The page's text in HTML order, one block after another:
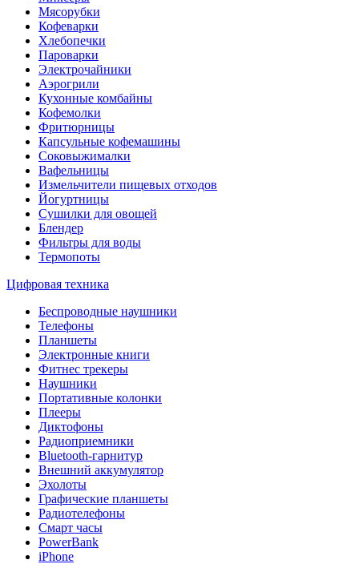
Мясорубки
Кофеварки
Хлебопечки
Пароварки
Электрочайники
Аэрогрили
Кухонные комбайны
Кофемолки
Фритюрницы
Капсульные кофемашины
Соковыжималки
Вафельницы
Измельчители пищевых отходов
Йогуртницы
Сушилки для овощей
Блендер
Фильтры для воды
Термопоты
Цифровая техника
Беспроводные наушники
Телефоны
Планшеты
Электронные книги
Фитнес трекеры
Наушники
Портативные колонки
Плееры
Диктофоны
Радиоприемники
Bluetooth-гарнитур
Внешний аккумулятор
Эхолоты
Графические планшеты
Радиотелефоны
Смарт часы
PowerBank
iPhone